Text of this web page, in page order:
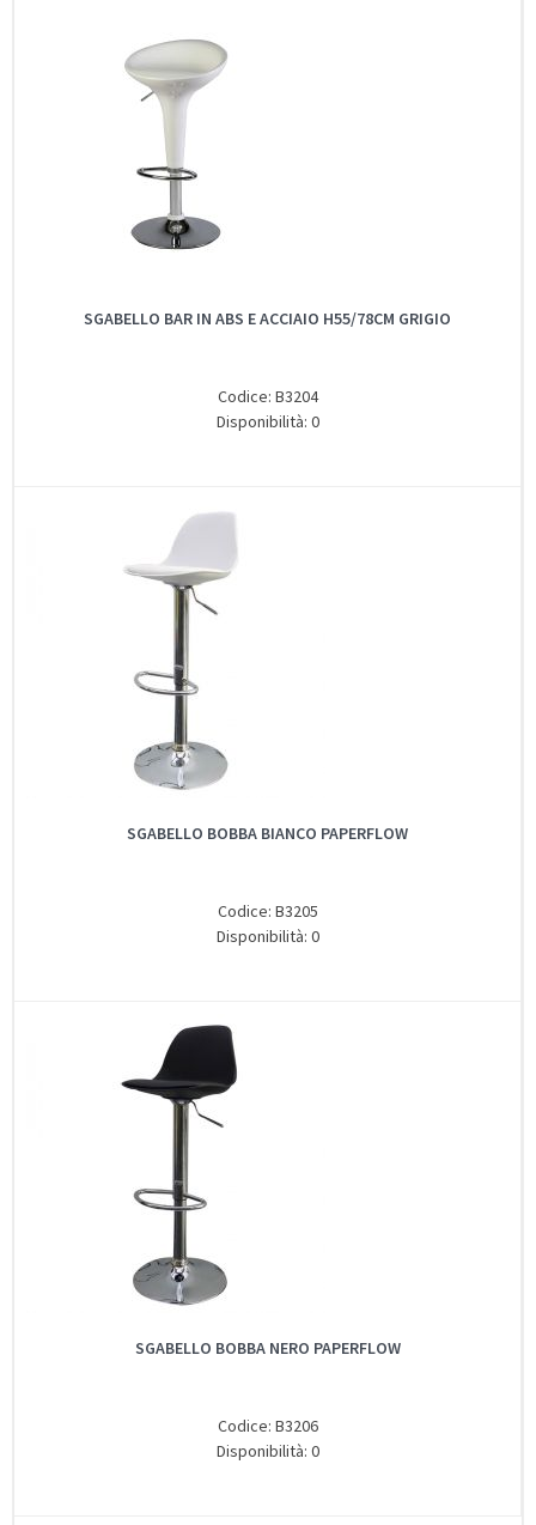
SGABELLO BAR IN ABS E ACCIAIO H55/78CM GRIGIO
Codice: B3204
Disponibilità: 0
SGABELLO BOBBA BIANCO PAPERFLOW
Codice: B3205
Disponibilità: 0
SGABELLO BOBBA NERO PAPERFLOW
Codice: B3206
Disponibilità: 0